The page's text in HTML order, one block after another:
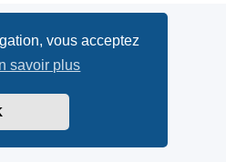
vous acceptez
savoir plus